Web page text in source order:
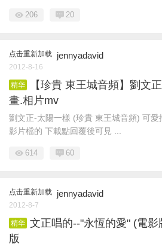
206 20
点击重新加载 jennyadavid
2012-8-16
精华
【珍貴 東王城音頻】劉文
畫.相片mv
劉文正-太陽一樣 (珍貴 東王城音頻) 可
影片檔的 下載點回覆後可見 ...
614 60
点击重新加载 jennyadavid
2012-8-7
精华 文正唱的--"永恆的愛" (電
版